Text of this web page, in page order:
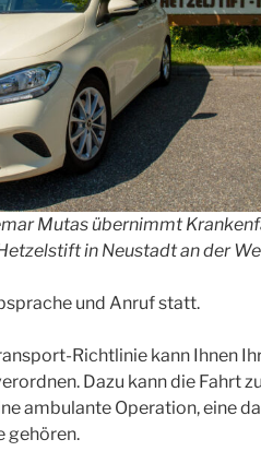
Mutas übernimmt
in Neustadt an der
und Anruf statt.
Richtlinie kann Ihnen
Dazu kann die Fahrt
ambulante Operation, eine
gehören.